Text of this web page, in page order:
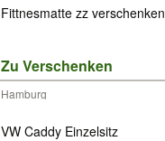
Fittnesmatte zz verschenken
Zu Verschenken
Hamburg
VW Caddy Einzelsitz